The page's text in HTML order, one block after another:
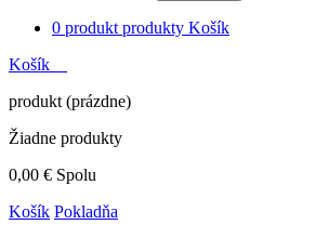
0 produkt produkty Košík
Košík
produkt (prázdne)
Žiadne produkty
0,00 € Spolu
Košík Pokladňa